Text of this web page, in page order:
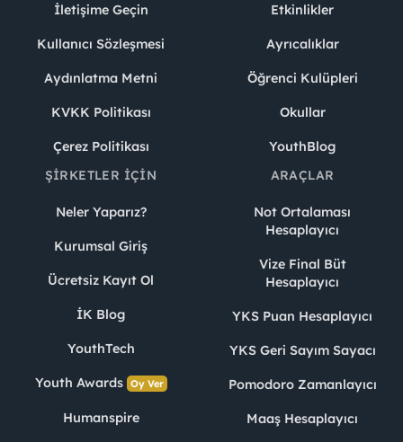
İletişime Geçin
Kullanıcı Sözleşmesi
Aydınlatma Metni
KVKK Politikası
Çerez Politikası
Etkinlikler
Ayrıcalıklar
Öğrenci Kulüpleri
Okullar
YouthBlog
ŞIRKETLER İÇIN
Neler Yaparız?
Kurumsal Giriş
Ücretsiz Kayıt Ol
İK Blog
YouthTech
Youth Awards Oy Ver
Humanspire
ARAÇLAR
Not Ortalaması
Hesaplayıcı
Vize Final Büt
Hesaplayıcı
YKS Puan Hesaplayıcı
YKS Geri Sayım Sayacı
Pomodoro Zamanlayıcı
Maaş Hesaplayıcı